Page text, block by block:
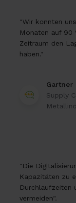
"Wir konnten
Monaten auf 90
Zeitraum den
haben."
Gartner
Supply
"Die
Kapazitäten zu
Durchlaufzeiten
vermeiden".